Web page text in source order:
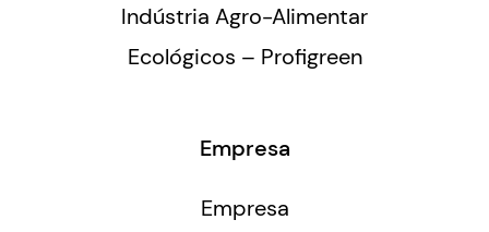
Indústria Agro-Alimentar
Ecológicos – Profigreen
Empresa
Empresa